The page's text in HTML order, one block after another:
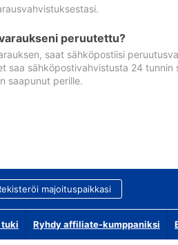
peruutettu?
saat sähköpostiisi
saa sähköpostivahvistusta 24
saapunut perille.
majoituspaikkasi
tuki Ryhdy affiliate-kumppaniksi